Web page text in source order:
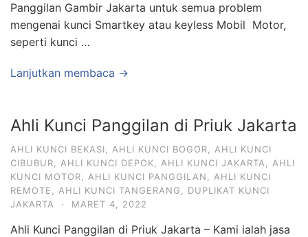
Panggilan Gambir Jakarta untuk semua problem
mengenai kunci Smartkey atau keyless Mobil Motor,
seperti kunci …
Lanjutkan membaca →
Ahli Kunci Panggilan di Priuk Jakarta
AHLI KUNCI BEKASI AHLI KUNCI BOGOR
AHLI KUNCI
CIBUBUR
AHLI KUNCI DEPOK AHLI KUNCI JAKARTA
AHLI
KUNCI MOTOR
AHLI KUNCI PANGGILAN
AHLI KUNCI
REMOTE
AHLI KUNCI TANGERANG
DUPLIKAT KUNCI
JAKARTA
· MARET 4, 2022
Ahli Kunci Panggilan di Priuk Jakarta – Kami ialah jasa